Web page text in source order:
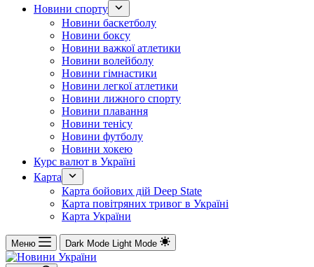
Новини спорту
Новини баскетболу
Новини боксу
Новини важкої атлетики
Новини волейболу
Новини гімнастики
Новини легкої атлетики
Новини лижного спорту
Новини плавання
Новини тенісу
Новини футболу
Новини хокею
Курс валют в Україні
Карта
Карта бойових дій Deep State
Карта повітряних тривог в Україні
Карта України
Меню Dark Mode Light Mode